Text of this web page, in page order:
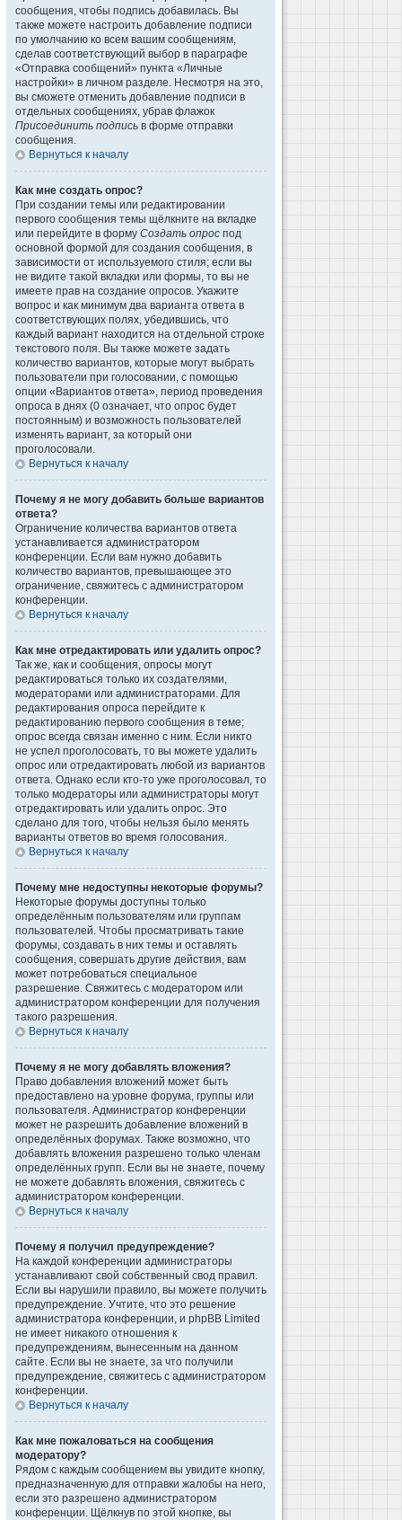
сообщения, чтобы подпись добавилась. Вы
также можете настроить добавление подписи
по умолчанию ко всем вашим сообщениям,
сделав соответствующий выбор в параграфе
«Отправка сообщений» пункта «Личные
настройки» в личном разделе. Несмотря на это,
вы сможете отменить добавление подписи в
отдельных сообщениях, убрав флажок
Присоединить подпись в форме отправки
сообщения.
Вернуться к началу
Как мне создать опрос?
При создании темы или редактировании
первого сообщения темы щёлкните на вкладке
или перейдите в форму Создать опрос под
основной формой для создания сообщения, в
зависимости от используемого стиля; если вы
не видите такой вкладки или формы, то вы не
имеете прав на создание опросов. Укажите
вопрос и как минимум два варианта ответа в
соответствующих полях, убедившись, что
каждый вариант находится на отдельной строке
текстового поля. Вы также можете задать
количество вариантов, которые могут выбрать
пользователи при голосовании, с помощью
опции «Вариантов ответа», период проведения
опроса в днях (0 означает, что опрос будет
постоянным) и возможность пользователей
изменять вариант, за который они
проголосовали.
Вернуться к началу
Почему я не могу добавить больше вариантов
ответа?
Ограничение количества вариантов ответа
устанавливается администратором
конференции. Если вам нужно добавить
количество вариантов, превышающее это
ограничение, свяжитесь с администратором
конференции.
Вернуться к началу
Как мне отредактировать или удалить опрос?
Так же, как и сообщения, опросы могут
редактироваться только их создателями,
модераторами или администраторами. Для
редактирования опроса перейдите к
редактированию первого сообщения в теме;
опрос всегда связан именно с ним. Если никто
не успел проголосовать, то вы можете удалить
опрос или отредактировать любой из вариантов
ответа. Однако если кто-то уже проголосовал, то
только модераторы или администраторы могут
отредактировать или удалить опрос. Это
сделано для того, чтобы нельзя было менять
варианты ответов во время голосования.
Вернуться к началу
Почему мне недоступны некоторые форумы?
Некоторые форумы доступны только
определённым пользователям или группам
пользователей. Чтобы просматривать такие
форумы, создавать в них темы и оставлять
сообщения, совершать другие действия, вам
может потребоваться специальное
разрешение. Свяжитесь с модератором или
администратором конференции для получения
такого разрешения.
Вернуться к началу
Почему я не могу добавлять вложения?
Право добавления вложений может быть
предоставлено на уровне форума, группы или
пользователя. Администратор конференции
может не разрешить добавление вложений в
определённых форумах. Также возможно, что
добавлять вложения разрешено только членам
определённых групп. Если вы не знаете, почему
не можете добавлять вложения, свяжитесь с
администратором конференции.
Вернуться к началу
Почему я получил предупреждение?
На каждой конференции администраторы
устанавливают свой собственный свод правил.
Если вы нарушили правило, вы можете получить
предупреждение. Учтите, что это решение
администратора конференции, и phpBB Limited
не имеет никакого отношения к
предупреждениям, вынесенным на данном
сайте. Если вы не знаете, за что получили
предупреждение, свяжитесь с администратором
конференции.
Вернуться к началу
Как мне пожаловаться на сообщения
модератору?
Рядом с каждым сообщением вы увидите кнопку,
предназначенную для отправки жалобы на него,
если это разрешено администратором
конференции. Щёлкнув по этой кнопке, вы